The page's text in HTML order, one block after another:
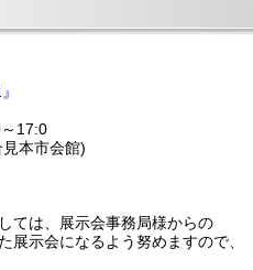
17:0
本市会館)
ては、展示会事務局様からの
展示会になるよう努めますので、